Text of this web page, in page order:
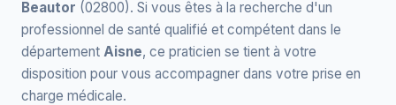
Beautor (02800). Si vous êtes à la recherche d'un
professionnel de santé qualifié et compétent dans le
département Aisne, ce praticien se tient à votre
disposition pour vous accompagner dans votre prise en
charge médicale.